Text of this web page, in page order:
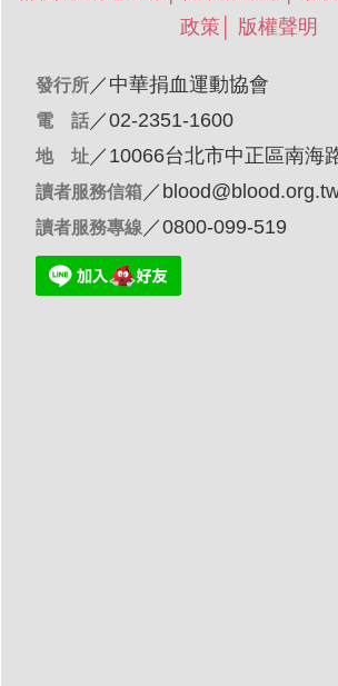
政策
版權聲明
發行所／ 中華捐血運動協會
電 話／02-2351-1600
地 址／10066台北市中正區南海
讀者服務信箱／
讀者服務專線 ／0800-099-519